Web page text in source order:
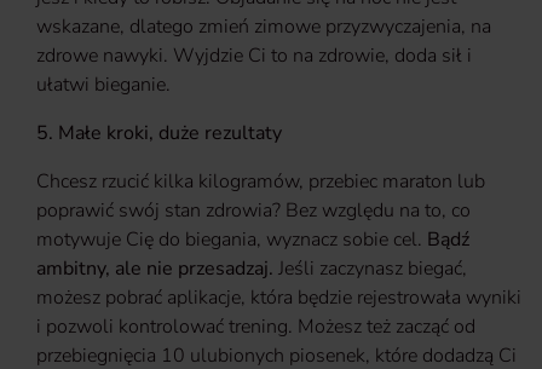
wskazane, dlatego zmień zimowe przyzwyczajenia, na
zdrowe nawyki. Wyjdzie Ci to na zdrowie, doda sił i
ułatwi bieganie.
5. Małe kroki, duże rezultaty
Chcesz rzucić kilka kilogramów, przebiec maraton lub
poprawić swój stan zdrowia? Bez względu na to, co
motywuje Cię do biegania, wyznacz sobie cel. Bądź
ambitny, ale nie przesadzaj. Jeśli zaczynasz biegać,
możesz pobrać aplikacje, która będzie rejestrowała wyniki
i pozwoli kontrolować trening. Możesz też zacząć od
przebiegnięcia 10 ulubionych piosenek, które dodadzą Ci